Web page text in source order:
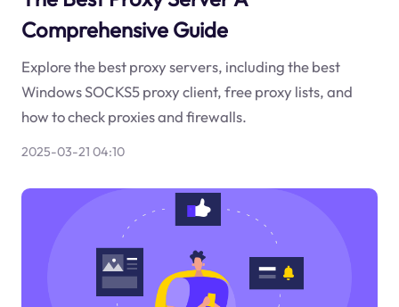
Comprehensive Guide
Explore the best proxy servers, including the best
Windows SOCKS5 proxy client, free proxy lists, and
how to check proxies and firewalls.
2025-03-21 04:10